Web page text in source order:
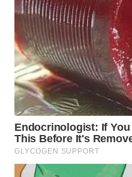
WN
KARO
WN
SIMALUNGUN
WN
LABUHANBATU
WN
TAPANULI
TENGAH